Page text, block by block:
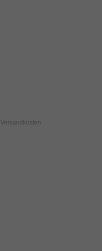
Versandkosten